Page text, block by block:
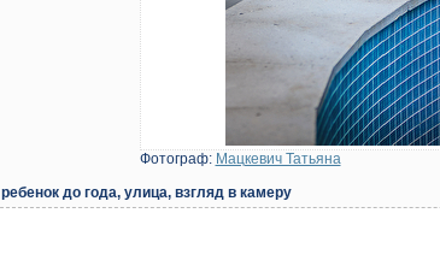
Фотограф: Мацкевич Татьяна
ребенок до года, улица, взгляд в камеру